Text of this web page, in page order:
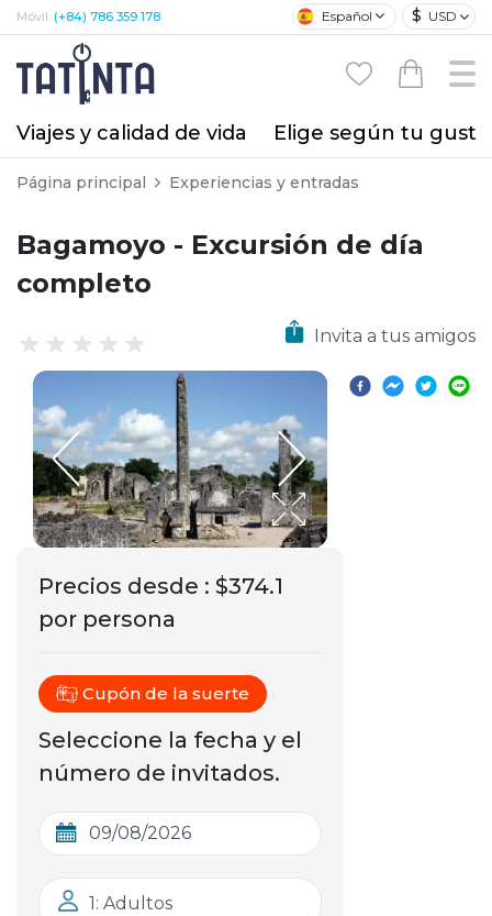
Móvil: (+84) 786 359 178 Español $ USD
Viajes y calidad de vida Elige según tu
Página principal Experiencias y entradas
Bagamoyo - Excursión de día
completo
Invita a tus amigos
Precios desde : $374.1
por persona
Cupón de la suerte
Seleccione la fecha y el
número de invitados.
1: Adultos